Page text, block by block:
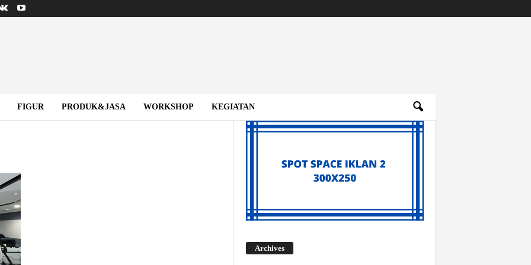
FIGUR PRODUK&JASA WORKSHOP KEGIATAN
Archives